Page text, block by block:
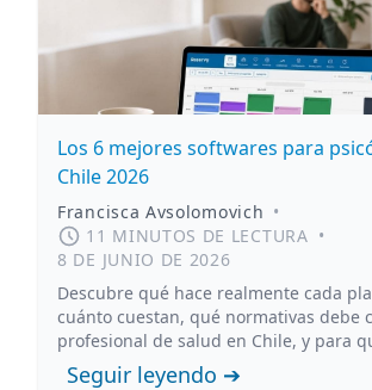
Los 6 mejores softwares para
Chile 2026
Francisca Avsolomovich •
11 MINUTOS DE LECTURA •
8 DE JUNIO DE 2026
Descubre qué hace realmente cada
cuánto cuestan, qué normativas debe
profesional de salud en Chile, y para
etapa conviene cada opción.
Seguir leyendo ➔